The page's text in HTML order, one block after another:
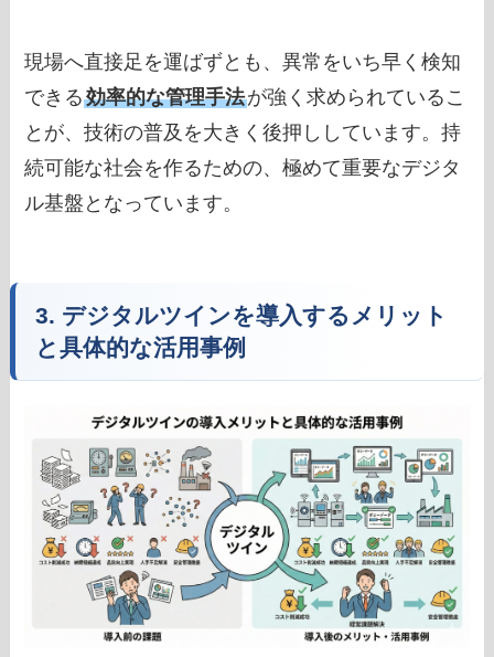
現場へ直接足を運ばずとも、異常をいち早く検知
できる効率的な管理手法が強く求められているこ
とが、技術の普及を大きく後押ししています。持
続可能な社会を作るための、極めて重要なデジタ
ル基盤となっています。
3. デジタルツインを導入するメリット
と具体的な活用事例